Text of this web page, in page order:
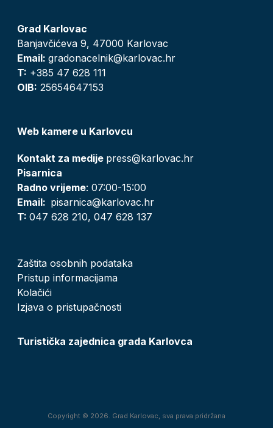
Grad Karlovac
Banjavčićeva 9, 47000 Karlovac
Email: gradonacelnik@karlovac.hr
T: +385 47 628 111
OIB: 25654647153
Web kamere u Karlovcu
Kontakt za medije press@karlovac.hr
Pisarnica
Radno vrijeme: 07:00-15:00
Email: pisarnica@karlovac.hr
T: 047 628 210, 047 628 137
Zaštita osobnih podataka
Pristup informacijama
Kolačići
Izjava o pristupačnosti
Turistička zajednica grada Karlovca
Copyright © 2026. Grad Karlovac, sva prava pridržana